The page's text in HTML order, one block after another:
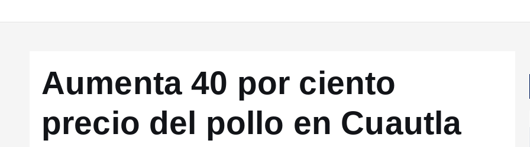
Aumenta 40 por ciento
precio del pollo en Cuautla